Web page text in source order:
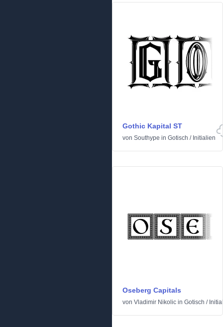
Gothic Kapital ST
von Southype in Gotisch / Initialien
Oseberg Capitals
von Vladimir Nikolic in Gotisch /